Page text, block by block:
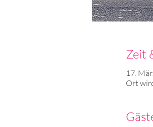
Zeit
17.
Ort